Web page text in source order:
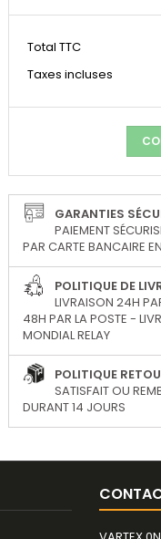
Total TTC
Taxes incluses
GARANTIES
PAIEMENT
PAR CARTE BANCAIRE
POLITIQUE DE
LIVRAISON 24H
48H PAR LA POSTE -
MONDIAL RELAY
POLITIQUE
SATISFAIT OU
DURANT 14 JOURS